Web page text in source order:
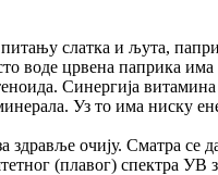
слатка и љута,
црвена паприка има
Синергија
Уз то има ниску
здравље очију. Сматра се
(плавог) спектра УВ